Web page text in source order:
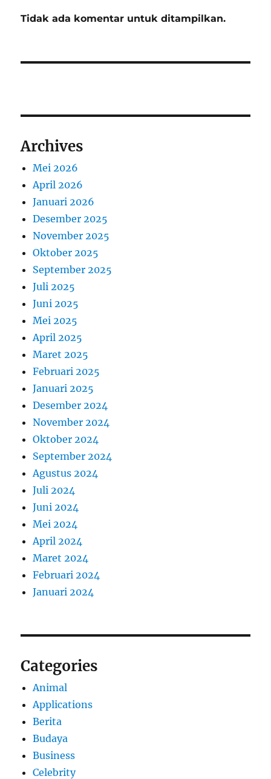
Tidak ada komentar untuk ditampilkan.
Archives
Mei 2026
April 2026
Januari 2026
Desember 2025
November 2025
Oktober 2025
September 2025
Juli 2025
Juni 2025
Mei 2025
April 2025
Maret 2025
Februari 2025
Januari 2025
Desember 2024
November 2024
Oktober 2024
September 2024
Agustus 2024
Juli 2024
Juni 2024
Mei 2024
April 2024
Maret 2024
Februari 2024
Januari 2024
Categories
Animal
Applications
Berita
Budaya
Business
Celebrity